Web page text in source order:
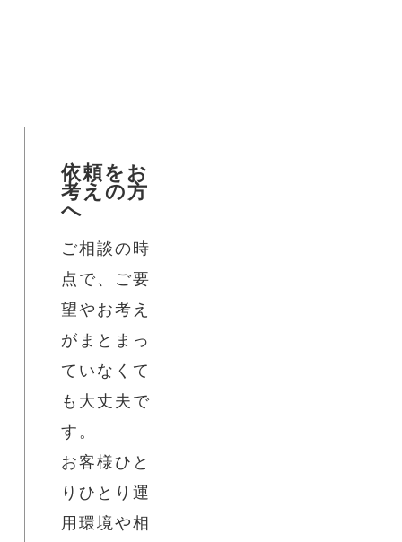
依頼をお
考えの方
へ
ご相談の時
点で、ご要
望やお考え
がまとまっ
ていなくて
も大丈夫で
す。
お客様ひと
りひとり運
用環境や相